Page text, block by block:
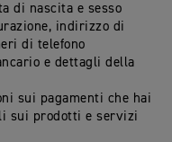
di nascita e sesso
indirizzo di
di telefono
e dettagli della
sui pagamenti che hai
sui prodotti e servizi